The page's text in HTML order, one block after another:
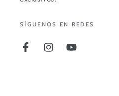
SÍGUENOS EN REDES
FacebookInstagramYouTube